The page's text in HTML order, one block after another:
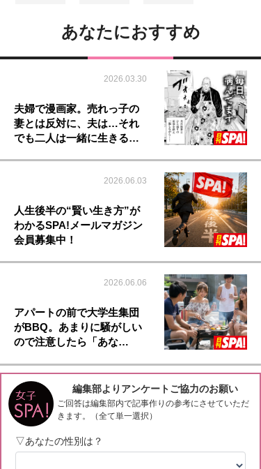
あなたにおすすめ
2026.03.30
夫婦で漫画家。売れっ子の
妻とは反対に、夫は…それ
でも二人は一緒に生きる…
2026.06.03
人生後半の“賢い生き方”が
わかるSPA!メールマガジン
会員募集中！
2026.06.06
アパートの前で大学生集団
がBBQ。あまりに騒がしい
ので注意したら「あな…